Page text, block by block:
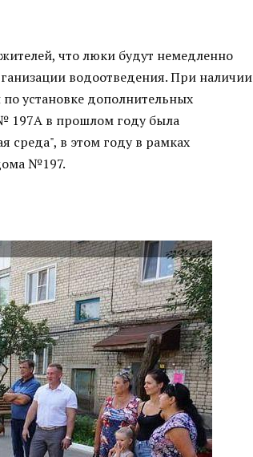
что люки будут немедленно
водоотведения. При наличии
установке дополнительных
197А в прошлом году была
среда", в этом году в рамках
№197.